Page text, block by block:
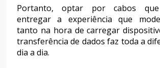
Portanto, optar por cabos que
entregar a experiência que
tanto na hora de carregar
transferência de dados faz toda a
dia a dia.